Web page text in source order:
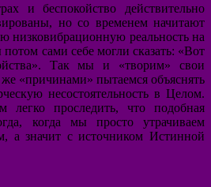
и беспокойство действительно
но со временем начитают
низковибрационную реальность на
сами себе могли сказать: «Вот
Так мы и «творим» свои
«причинами» пытаемся объяснять
несостоятельность в Целом.
проследить, что подобная
когда мы просто утрачиваем
а значит с источником Истинной